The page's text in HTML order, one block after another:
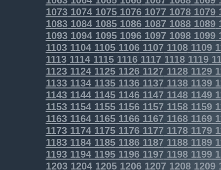
1073107410751076107710781079
1083108410851086108710881089
1093109410951096109710981099
1103110411051106110711081109
1113111411151116111711181119
11231124112511261127 11281129
11331134113511361137 11381139
11431144114511461147 11481149
11531154115511561157 11581159
11631164116511661167 11681169
11731174117511761177 11781179
11831184118511861187 11881189
11931194119511961197 11981199
12031204120512061207 12081209